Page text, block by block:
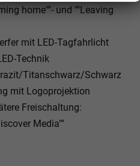
home""- und ""Leaving
mit LED-Tagfahrlicht
Technik
Titanschwarz/Schwarz
mit Logoprojektion
Freischaltung:
Media""